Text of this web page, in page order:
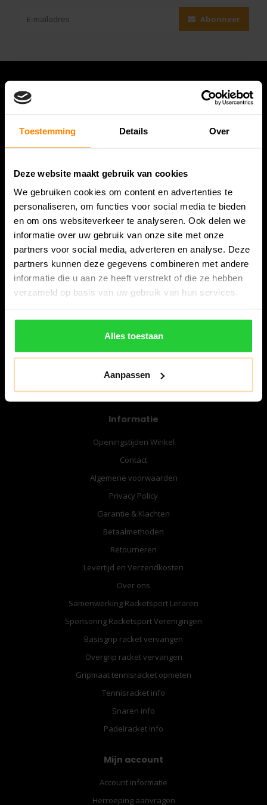
Toestemming Details Over
Deze website maakt gebruik van cookies
We gebruiken cookies om content en advertenties te
personaliseren, om functies voor social media te bieden
en om ons websiteverkeer te analyseren. Ook delen we
informatie over uw gebruik van onze site met onze
partners voor social media, adverteren en analyse. Deze
partners kunnen deze gegevens combineren met andere
informatie die u aan ze heeft verstrekt of die ze hebben
verzameld op basis van uw gebruik van hun services.
Alles toestaan
Aanpassen
Abonneer
Bespanracket.nl is dé racketspecialist van Lelystad en
omstreken.
Snijdersstraat 6
8224 AA Lelystad
Nederland
06-57276080
info@bespanracket.nl
Informatie
Openingstijden Winkel
Contact
Algemene voorwaarden
Privacy Policy
Garantie & Klachten
Betaalmethoden
Retourneren
Levertijd en Verzendkosten
Over ons
Samenwerking Racketsport Leraren
Sponsoring Racketsport Verenigingen
Basisgrip racket vervangen
Overgrip racket vervangen
Gripmaat tennisracket opmeten
Tennisracket info
Snaren info
Padelracket Info
Mijn account
Account informatie
Herroeping aanvragen